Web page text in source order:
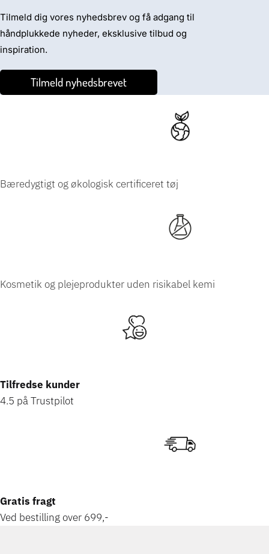
Tilmeld dig vores nyhedsbrev og få adgang til
håndplukkede nyheder, eksklusive tilbud og
inspiration.
Tilmeld nyhedsbrevet
Bæredygtigt og økologisk certificeret tøj
Kosmetik og plejeprodukter uden risikabel kemi
Tilfredse kunder
4.5 på Trustpilot
Gratis fragt
Ved bestilling over 699,-